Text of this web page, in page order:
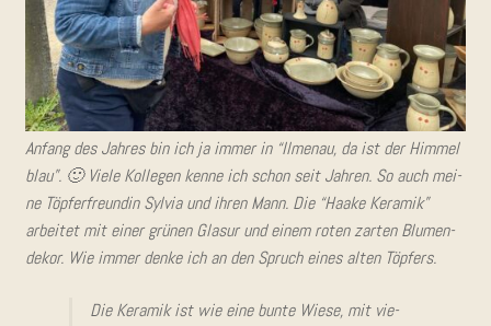
Anfang des Jah­res bin ich ja immer in “Ilmen­au, da ist der Him­mel
blau”. 🙂 Vie­le Kol­le­gen ken­ne ich schon seit Jah­ren. So auch mei­
ne Töp­fer­freun­din Syl­via und ihren Mann. Die “Haa­ke Kera­mik”
arbei­tet mit einer grü­nen Gla­sur und einem roten zar­ten Blu­men­
de­kor. Wie immer den­ke ich an den Spruch eines alten Töpfers.
Die Kera­mik ist wie eine bun­te Wie­se, mit vie­